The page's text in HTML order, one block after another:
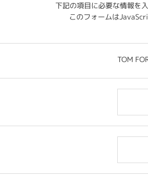
下記の項目に必要な情報を
このフォームは
TOM